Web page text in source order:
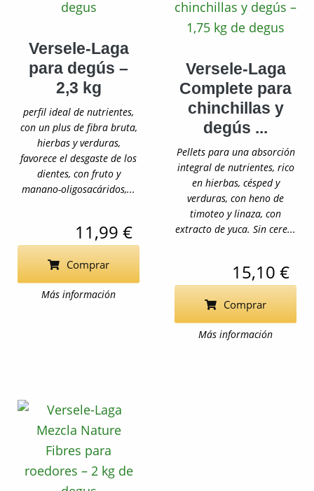
Versele-Laga
para degús –
2,3 kg
perfil ideal de nutrientes,
con un plus de fibra bruta,
hierbas y verduras,
favorece el desgaste de los
dientes, con fruto y
manano-oligosacáridos,...
11,99 €
Comprar
Más información
Versele-Laga
Complete para
chinchillas y
degús ...
Pellets para una absorción
integral de nutrientes, rico
en hierbas, césped y
verduras, con heno de
timoteo y linaza, con
extracto de yuca. Sin cere...
15,10 €
Comprar
Más información